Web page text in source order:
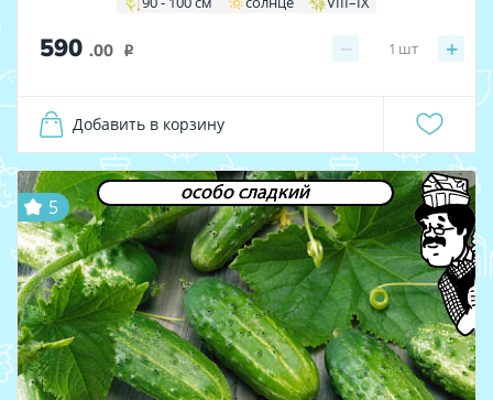
590 .00 i − +
1 шт
Добавить в корзину
особо сладкий
5